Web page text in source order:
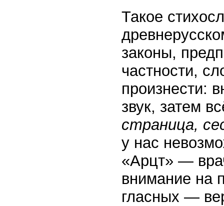
Такое
законы,
частности,
произнести:
звук, затем
страница,
у нас
«Арцт» —
внимание на
гласных —